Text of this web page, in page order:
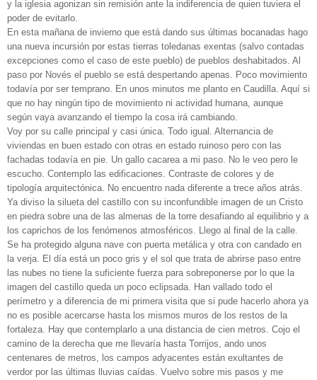
y la iglesia agonizan sin remisión ante la indiferencia de quien tuviera el
poder de evitarlo.
En esta mañana de invierno que está dando sus últimas bocanadas hago
una nueva incursión por estas tierras toledanas exentas (salvo contadas
excepciones como el caso de este pueblo) de pueblos deshabitados. Al
paso por Novés el pueblo se está despertando apenas. Poco movimiento
todavía por ser temprano. En unos minutos me planto en Caudilla. Aquí si
que no hay ningún tipo de movimiento ni actividad humana, aunque
según vaya avanzando el tiempo la cosa irá cambiando.
Voy por su calle principal y casi única. Todo igual. Alternancia de
viviendas en buen estado con otras en estado ruinoso pero con las
fachadas todavía en pie. Un gallo cacarea a mi paso. No le veo pero le
escucho. Contemplo las edificaciones. Contraste de colores y de
tipología arquitectónica. No encuentro nada diferente a trece años atrás.
Ya diviso la silueta del castillo con su inconfundible imagen de un Cristo
en piedra sobre una de las almenas de la torre desafiando al equilibrio y a
los caprichos de los fenómenos atmosféricos. Llego al final de la calle.
Se ha protegido alguna nave con puerta metálica y otra con candado en
la verja. El día está un poco gris y el sol que trata de abrirse paso entre
las nubes no tiene la suficiente fuerza para sobreponerse por lo que la
imagen del castillo queda un poco eclipsada. Han vallado todo el
perímetro y a diferencia de mi primera visita que si pude hacerlo ahora ya
no es posible acercarse hasta los mismos muros de los restos de la
fortaleza. Hay que contemplarlo a una distancia de cien metros. Cojo el
camino de la derecha que me llevaría hasta Torrijos, ando unos
centenares de metros, los campos adyacentes están exultantes de
verdor por las últimas lluvias caídas. Vuelvo sobre mis pasos y me